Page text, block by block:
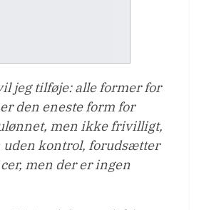
jeg tilføje: alle former for
den eneste form for
men ikke frivilligt,
kontrol, forudsætter
men der er ingen